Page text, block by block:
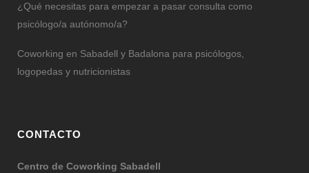
¿Qué necesitas para empezar a pasar consulta como
psicólogo/a autónomo/a?
Coworking en Sabadell y Badalona para psicólogos,
logopedas y nutricionistas
CONTACTO
Centro de Coworking Sabadell